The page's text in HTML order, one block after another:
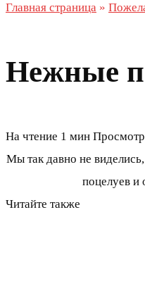
Главная страница »
Нежные
На чтение 1 мин
Мы так давно не
поцелуев и
Читайте также